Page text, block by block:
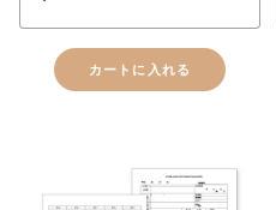
カートに入れる